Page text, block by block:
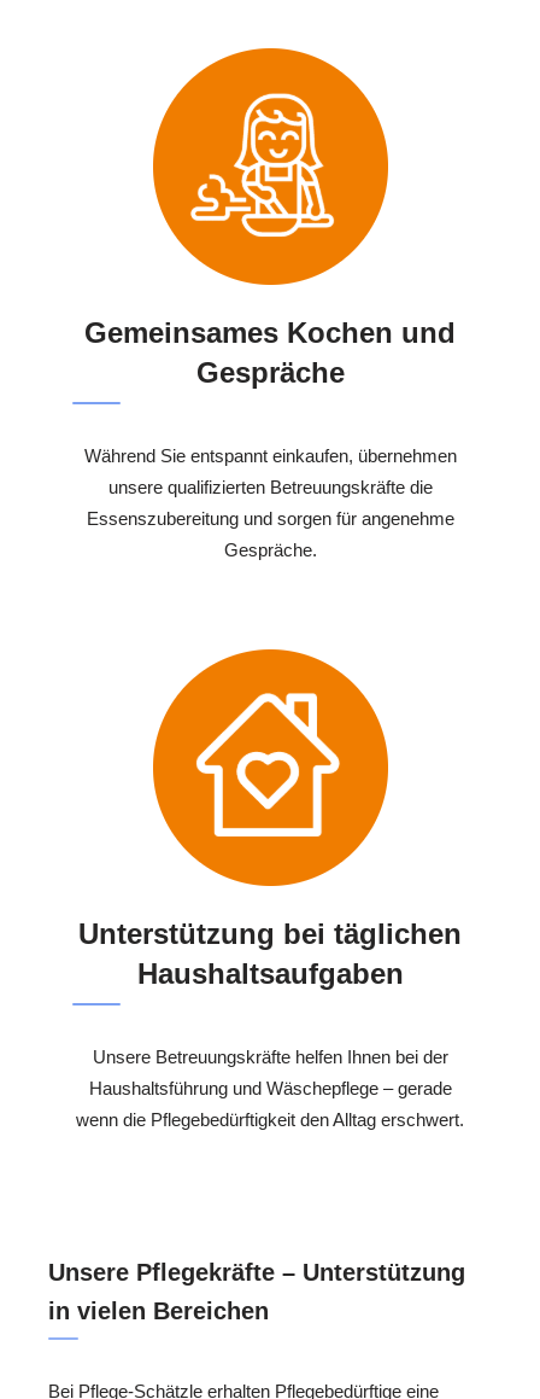
Gemeinsames Kochen und
Gespräche
Während Sie entspannt einkaufen, übernehmen
unsere qualifizierten Betreuungskräfte die
Essenszubereitung und sorgen für angenehme
Gespräche.
Unterstützung bei täglichen
Haushaltsaufgaben
Unsere Betreuungskräfte helfen Ihnen bei der
Haushaltsführung und Wäschepflege – gerade
wenn die Pflegebedürftigkeit den Alltag erschwert.
Unsere Pflegekräfte – Unterstützung
in vielen Bereichen
Bei Pflege-Schätzle erhalten Pflegebedürftige eine